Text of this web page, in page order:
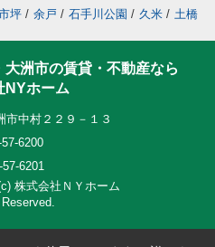
坪 / 余戸 / 石手川公園 / 久米 / 土橋
大洲市の賃貸・不動産なら
NYホーム
市中村２２９－１３
6200
57-6201
株式会社ＮＹホーム